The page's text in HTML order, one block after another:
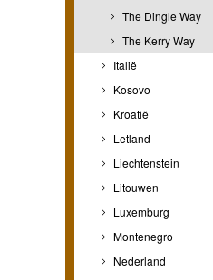
The Dingle Way
The Kerry Way
Italië
Kosovo
Kroatië
Letland
Liechtenstein
Litouwen
Luxemburg
Montenegro
Nederland